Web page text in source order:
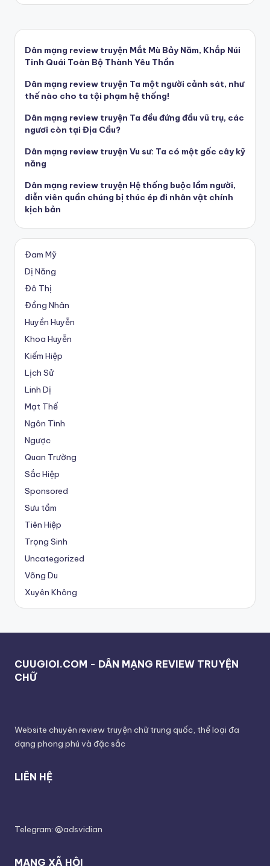
Dân mạng review truyện Mắt Mù Bảy Năm, Khắp Núi
Tinh Quái Toàn Bộ Thành Yêu Thần
Dân mạng review truyện Ta một người cảnh sát, như
thế nào cho ta tội phạm hệ thống!
Dân mạng review truyện Ta đều đứng đầu vũ trụ, các
ngươi còn tại Địa Cầu?
Dân mạng review truyện Vu sư: Ta có một gốc cây kỹ
năng
Dân mạng review truyện Hệ thống buộc lầm người,
diễn viên quần chúng bị thúc ép đi nhân vật chính
kịch bản
Đam Mỹ
Dị Năng
Đô Thị
Đồng Nhân
Huyền Huyễn
Khoa Huyễn
Kiếm Hiệp
Lịch Sử
Linh Dị
Mạt Thế
Ngôn Tình
Ngược
Quan Trường
Sắc Hiệp
Sponsored
Sưu tầm
Tiên Hiệp
Trọng Sinh
Uncategorized
Võng Du
Xuyên Không
CUUGIOI.COM - DÂN MẠNG REVIEW TRUYỆN
CHỮ
Website chuyên review truyện chữ trung quốc, thể loại đa
dạng phong phú và đặc sắc
LIÊN HỆ
Telegram: @adsvidian
MẠNG XÃ HỘI